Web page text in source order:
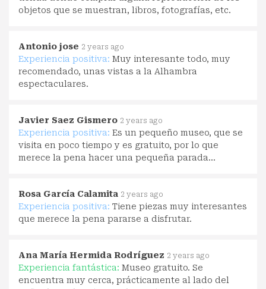
objetos que se muestran, libros, fotografías, etc.
Antonio jose 2 years ago
Experiencia positiva: Muy interesante todo, muy
recomendado, unas vistas a la Alhambra
espectaculares.
Javier Saez Gismero 2 years ago
Experiencia positiva: Es un pequeño museo, que se
visita en poco tiempo y es gratuito, por lo que
merece la pena hacer una pequeña parada...
Rosa García Calamita 2 years ago
Experiencia positiva: Tiene piezas muy interesantes
que merece la pena pararse a disfrutar.
Ana María Hermida Rodríguez 2 years ago
Experiencia fantástica: Museo gratuito. Se
encuentra muy cerca, prácticamente al lado del